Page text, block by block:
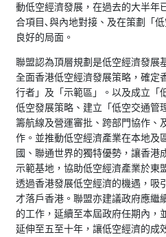
動低空經濟發展，在過去的大半年
合項目､與內地對接、及在策劃「
良好的局面。
聯盟認為頂層規劃是低空經濟發展
全面香港低空經濟發展策略，確定
行者」及「示範區」。以及成立「
低空發展策略、建立「低空交通管
籌航線及營運審批、跨部門協作、
作。並推動低空經濟產業在本地及
國、聯通世界的獨特優勢，讓香港
示範基地，協助低空經濟產業於東
透過香港發展低空經濟的機遇，吸
才落戶香港。聯盟亦建議政府應繼
的工作，延續至本屆政府任期內，
延伸至五至十年，讓低空經濟的成